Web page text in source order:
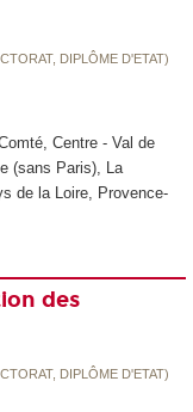
DIPLÔME D'ETAT)
Centre - Val de
(sans Paris), La
de la Loire, Provence-
des
DIPLÔME D'ETAT)